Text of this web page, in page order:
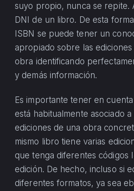
suyo propio, nunca se repite.
DNI de un libro. De esta
ISBN se puede tener un
apropiado sobre las
obra identificando
y demás información.
Es importante tener en
está habitualmente asociado
ediciones de una obra
mismo libro tiene varias
que tenga diferentes códigos
edición. De hecho, incluso si
diferentes formatos, ya sea